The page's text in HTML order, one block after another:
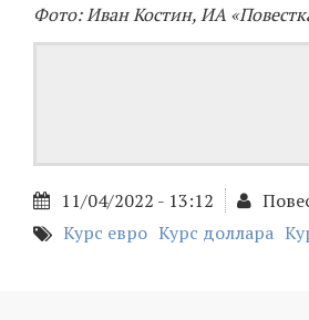
Фото: Иван Костин, ИА
11/04/2022 - 13:12
Курс евро Курс доллара